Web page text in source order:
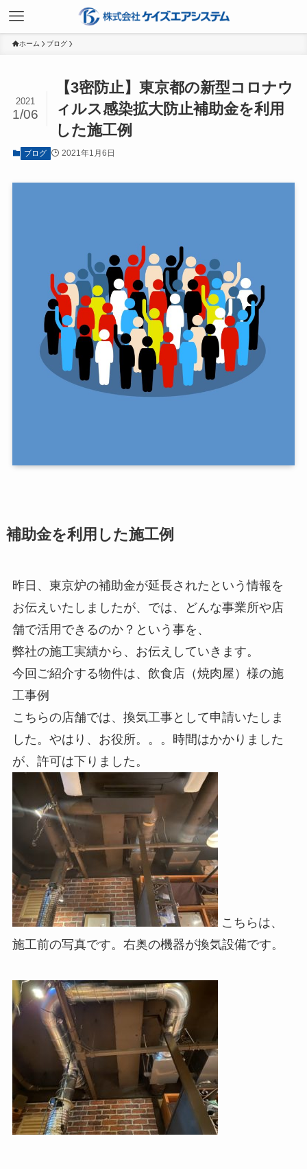
ホーム ブログ
【3密防止】東京都の新型コロナウ
ィルス感染拡大防止補助金を利用
した施工例
2021
1/06
ブログ 2021年1月6日
補助金を利用した施工例
昨日、東京炉の補助金が延長されたという情報を
お伝えいたしましたが、では、どんな事業所や店
舗で活用できるのか？という事を、
弊社の施工実績から、お伝えしていきます。
今回ご紹介する物件は、飲食店（焼肉屋）様の施
工事例
こちらの店舗では、換気工事として申請いたしま
した。やはり、お役所。。。時間はかかりました
が、許可は下りました。
こちらは、
施工前の写真です。右奥の機器が換気設備です。